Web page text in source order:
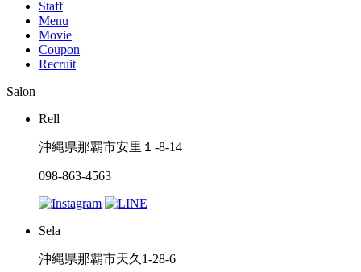
Staff
Menu
Movie
Coupon
Recruit
Salon
Rell
沖縄県那覇市安里１-8-14
098-863-4563
Sela
沖縄県那覇市天久1-28-6